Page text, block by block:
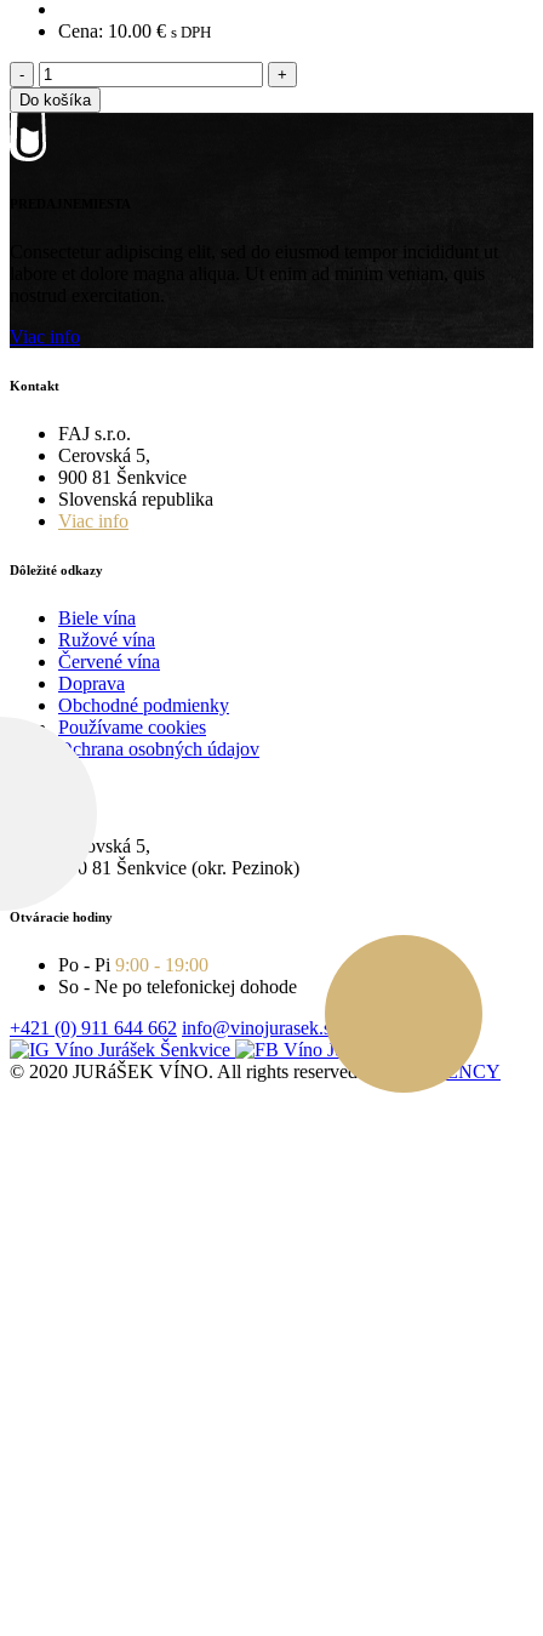
Cena: 10.00 € s DPH
-
+
Do košíka
labore et dolore magna aliqua. Ut enim ad minim veniam, quis
Viac info
Kontakt
FAJ s.r.o.
Cerovská 5,
900 81 Šenkvice
Slovenská republika
Viac info
Dôležité odkazy
Biele vína
Ružové vína
Červené vína
Doprava
Obchodné podmienky
Používame cookies
Ochrana osobných údajov
Cerovská 5,
900 81 Šenkvice (okr. Pezinok)
Otváracie hodiny
Po - Pi 9:00 - 19:00
So - Ne po telefonickej dohode
+421 (0) 911 644 662 info@vinojurasek.sk
© 2020 JURáŠEK VÍNO. All rights reserved